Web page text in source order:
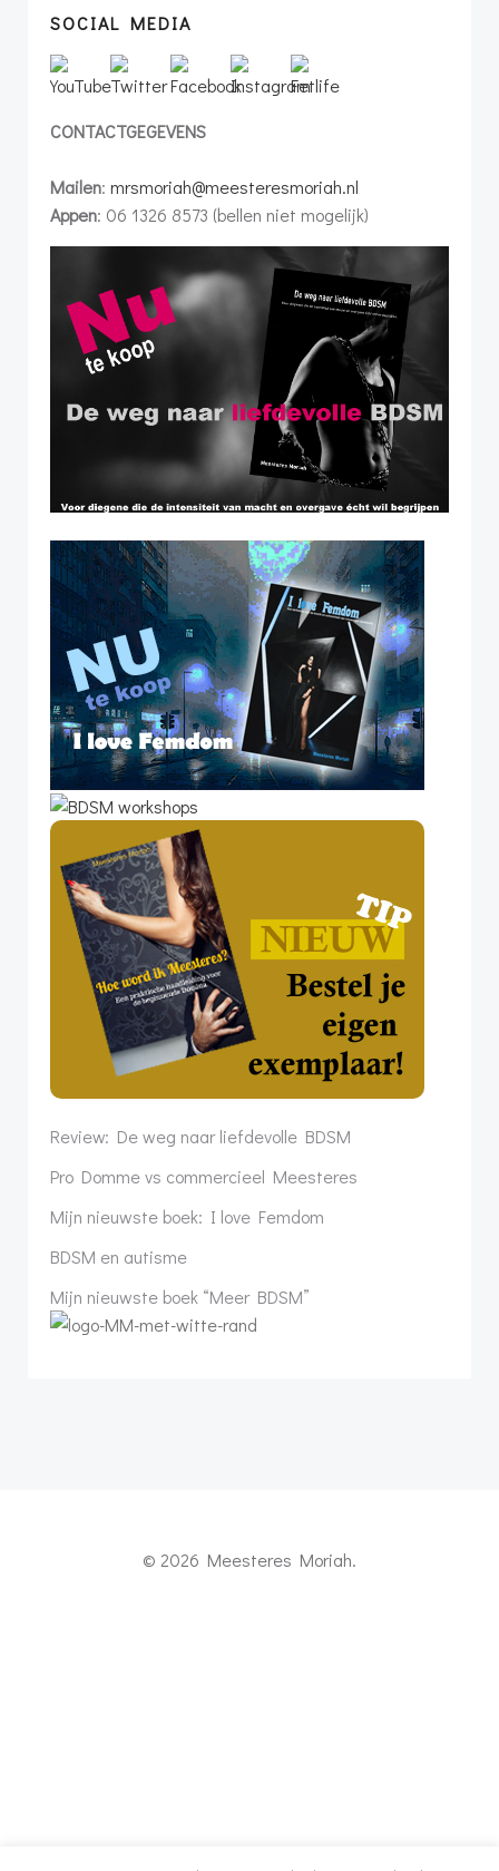
SOCIAL MEDIA
CONTACTGEGEVENS
Mailen: mrsmoriah@meesteresmoriah.nl
Appen: 06 1326 8573 (bellen niet mogelijk)
Review: De weg naar liefdevolle BDSM
Pro Domme vs commercieel Meesteres
Mijn nieuwste boek: I love Femdom
BDSM en autisme
Mijn nieuwste boek “Meer BDSM”
© 2026 Meesteres Moriah.